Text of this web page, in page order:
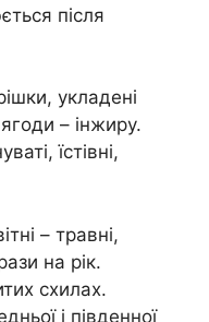
після
укладені
– інжиру.
їстівні,
– травні,
на рік.
схилах.
і південної